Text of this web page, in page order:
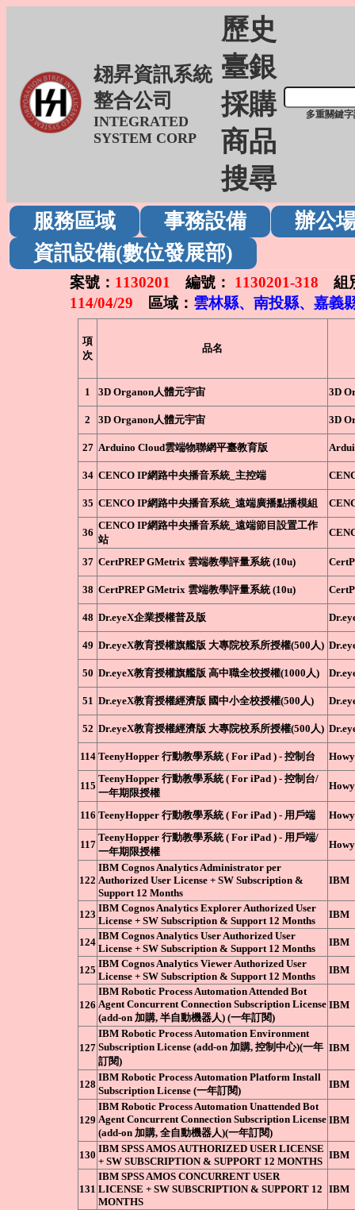
翃昇資訊系統
整合公司
INTEGRATED
SYSTEM CORP
歷史
臺銀
採購
商品
搜尋
多重關鍵
服務區域 事務設備
辦公
資訊設備(數位發展部)
案號： 1130201 編號： 1130201-318 組
114/04/29 區域： 雲林縣、南投縣、嘉義
項
次
品名
1 3D Organon人體元宇宙 3D
2 3D Organon人體元宇宙 3D
27 Arduino Cloud雲端物聯網平臺教育版
34 CENCO IP網路中央播音系統_主控端
35 CENCO IP網路中央播音系統_遠端廣播點播模組
36
CENCO IP網路中央播音系統_遠端節目設置工作
站
37 CertPREP GMetrix 雲端教學評量系統 (10u)
38 CertPREP GMetrix 雲端教學評量系統 (10u)
48 Dr.eyeX企業授權普及版
49 Dr.eyeX教育授權旗艦版 大專院校系所授權(500人)
50 Dr.eyeX教育授權旗艦版 高中職全校授權(1000人)
51 Dr.eyeX教育授權經濟版 國中小全校授權(500人)
52 Dr.eyeX教育授權經濟版 大專院校系所授權(500人)
114 TeenyHopper 行動教學系統 ( For iPad ) - 控制台
115
TeenyHopper 行動教學系統 ( For iPad ) - 控制台/
一年期限授權
116 TeenyHopper 行動教學系統 ( For iPad ) - 用戶端
117
TeenyHopper 行動教學系統 ( For iPad ) - 用戶端/
一年期限授權
122
IBM Cognos Analytics Administrator per
Authorized User License + SW Subscription &
Support 12 Months
IBM
123
IBM Cognos Analytics Explorer Authorized User
License + SW Subscription & Support 12 Months
IBM
124
IBM Cognos Analytics User Authorized User
License + SW Subscription & Support 12 Months
IBM
125
IBM Cognos Analytics Viewer Authorized User
License + SW Subscription & Support 12 Months
IBM
126
IBM Robotic Process Automation Attended Bot
Agent Concurrent Connection Subscription License
(add-on 加購, 半自動機器人) (一年訂閱)
IBM
127
IBM Robotic Process Automation Environment
Subscription License (add-on 加購, 控制中心)(一年
訂閱)
IBM
128
IBM Robotic Process Automation Platform Install
Subscription License (一年訂閱)
IBM
129
IBM Robotic Process Automation Unattended Bot
Agent Concurrent Connection Subscription License
(add-on 加購, 全自動機器人)(一年訂閱)
IBM
130
IBM SPSS AMOS AUTHORIZED USER LICENSE
+ SW SUBSCRIPTION & SUPPORT 12 MONTHS
IBM
131
IBM SPSS AMOS CONCURRENT USER
LICENSE + SW SUBSCRIPTION & SUPPORT 12
MONTHS
IBM